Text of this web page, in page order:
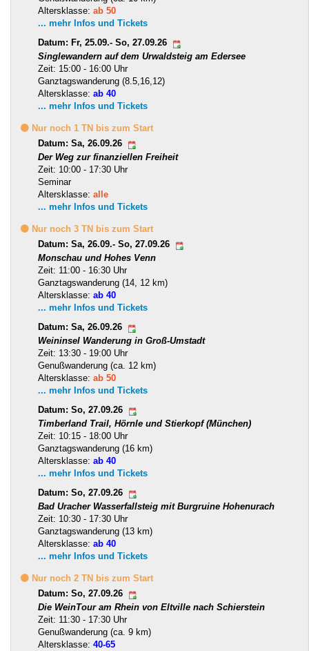
Altersklasse: ab 50
... mehr Infos und Tickets
Datum: Fr, 25.09.- So, 27.09.26
Singlewandern auf dem Urwaldsteig am Edersee
Zeit: 15:00 - 16:00 Uhr
Ganztagswanderung (8.5,16,12)
Altersklasse: ab 40
... mehr Infos und Tickets
🟡 Nur noch 1 TN bis zum Start
Datum: Sa, 26.09.26
Der Weg zur finanziellen Freiheit
Zeit: 10:00 - 17:30 Uhr
Seminar
Altersklasse: alle
... mehr Infos und Tickets
🟡 Nur noch 3 TN bis zum Start
Datum: Sa, 26.09.- So, 27.09.26
Monschau und Hohes Venn
Zeit: 11:00 - 16:30 Uhr
Ganztagswanderung (14, 12 km)
Altersklasse: ab 40
... mehr Infos und Tickets
Datum: Sa, 26.09.26
Weininsel Wanderung in Groß-Umstadt
Zeit: 13:30 - 19:00 Uhr
Genußwanderung (ca. 12 km)
Altersklasse: ab 50
... mehr Infos und Tickets
Datum: So, 27.09.26
Timberland Trail, Hörnle und Stierkopf (München)
Zeit: 10:15 - 18:00 Uhr
Ganztagswanderung (16 km)
Altersklasse: ab 40
... mehr Infos und Tickets
Datum: So, 27.09.26
Bad Uracher Wasserfallsteig mit Burgruine Hohenurach
Zeit: 10:30 - 17:30 Uhr
Ganztagswanderung (13 km)
Altersklasse: ab 40
... mehr Infos und Tickets
🟡 Nur noch 2 TN bis zum Start
Datum: So, 27.09.26
Die WeinTour am Rhein von Eltville nach Schierstein
Zeit: 11:30 - 17:30 Uhr
Genußwanderung (ca. 9 km)
Altersklasse: 40-65